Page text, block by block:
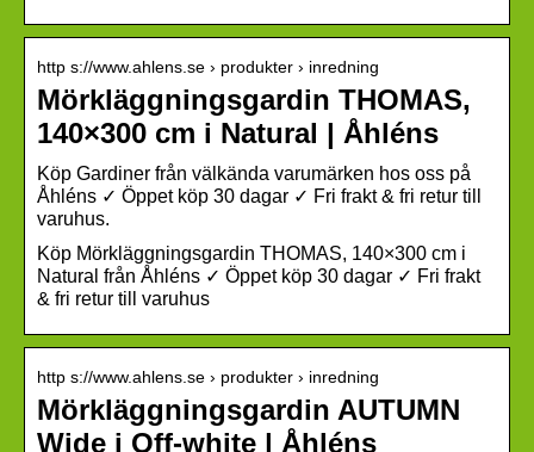
http s://www.ahlens.se › produkter › inredning
Mörkläggningsgardin THOMAS,
140×300 cm i Natural | Åhléns
Köp Gardiner från välkända varumärken hos oss på
Åhléns ✓ Öppet köp 30 dagar ✓ Fri frakt & fri retur till
varuhus.
Köp Mörkläggningsgardin THOMAS, 140×300 cm i
Natural från Åhléns ✓ Öppet köp 30 dagar ✓ Fri frakt
& fri retur till varuhus
http s://www.ahlens.se › produkter › inredning
Mörkläggningsgardin AUTUMN
Wide i Off-white | Åhléns